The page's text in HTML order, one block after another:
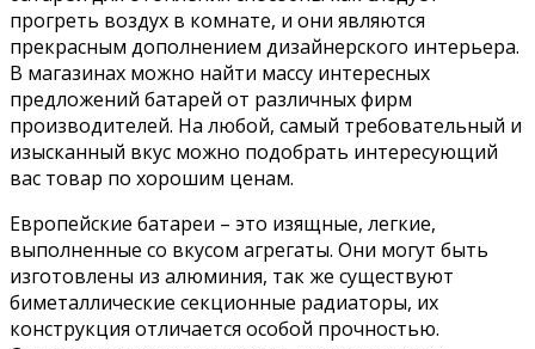
прогреть воздух в комнате, и они являются
прекрасным дополнением дизайнерского интерьера.
В магазинах можно найти массу интересных
предложений батарей от различных фирм
производителей. На любой, самый требовательный и
изысканный вкус можно подобрать интересующий
вас товар по хорошим ценам.
Европейские батареи – это изящные, легкие,
выполненные со вкусом агрегаты. Они могут быть
изготовлены из алюминия, так же существуют
биметаллические секционные радиаторы, их
конструкция отличается особой прочностью.